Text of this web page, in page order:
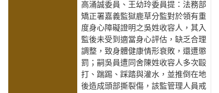
高涌誠委員、王幼玲委員提：法務部
矯正署嘉義監獄鹿草分監對於領有重
度身心障礙證明之吳姓收容人，其入
監後未受到適當身心評估，缺乏合理
調整，致身體健康情形衰敗，還遭懲
罰；嗣吳員遭同舍陳姓收容人多次毆
打、踹踢、踩踏與灌水，並推倒在地
後造成頭部撕裂傷，該監管理人員戒